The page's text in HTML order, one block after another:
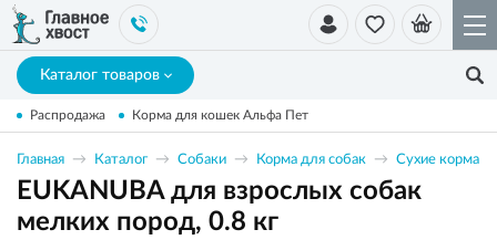
Каталог товаров
Распродажа Корма для кошек Альфа Пет
Главная Каталог Собаки Корма для собак Сухие корма
EUKANUBA для взрослых собак
мелких пород, 0.8 кг